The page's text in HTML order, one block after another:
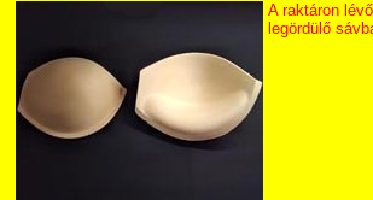
A raktáron
legördülő